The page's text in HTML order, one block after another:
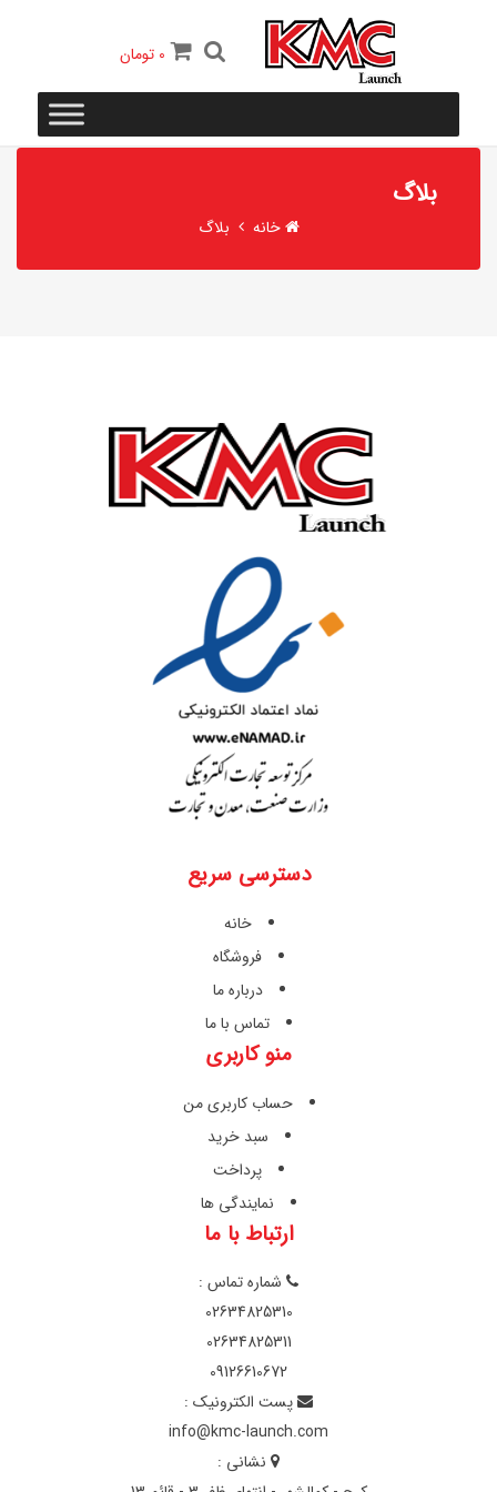
0 تومان
بلاگ
خانه بلاگ
دسترسی سریع
خانه
فروشگاه
درباره ما
تماس با ما
منو کاربری
حساب کاربری من
سبد خرید
پرداخت
نمایندگی ها
ارتباط با ما
شماره تماس :
02634825310
02634825311
09126610672
پست الکترونیک :
info@kmc-launch.com
نشانی :